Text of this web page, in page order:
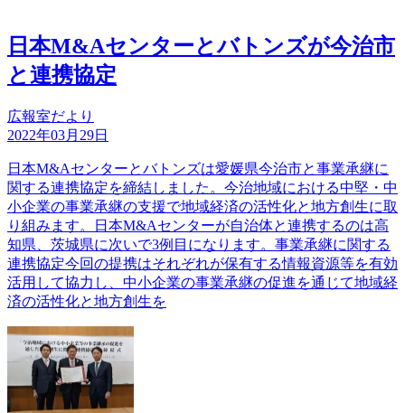
日本M&Aセンターとバトンズが今治市
と連携協定
広報室だより
2022年03月29日
日本M&Aセンターとバトンズは愛媛県今治市と事業承継に
関する連携協定を締結しました。今治地域における中堅・中
小企業の事業承継の支援で地域経済の活性化と地方創生に取
り組みます。日本M&Aセンターが自治体と連携するのは高
知県、茨城県に次いで3例目になります。事業承継に関する
連携協定今回の提携はそれぞれが保有する情報資源等を有効
活用して協力し、中小企業の事業承継の促進を通じて地域経
済の活性化と地方創生を